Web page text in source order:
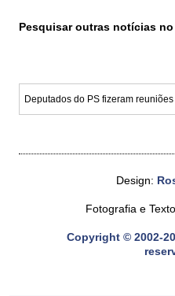
Pesquisar outras notícias
Design:
Fotografia e
Copyright © 2002-